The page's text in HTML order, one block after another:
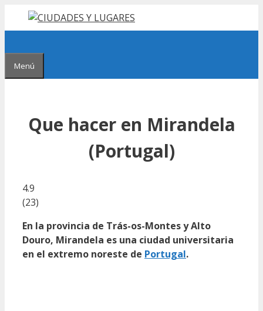
Saltar
Menú
Que hacer en Mirandela
(Portugal)
4.9
(23)
En la provincia de Trás-os-Montes y Alto
Douro, Mirandela es una ciudad universitaria
en el extremo noreste de Portugal.